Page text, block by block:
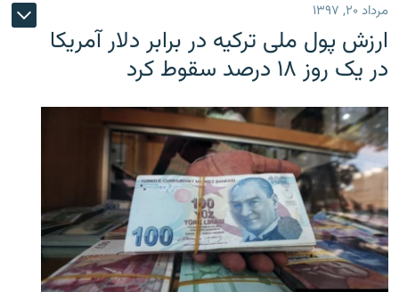
مرداد ۲۰, ۱۳۹۷
ارزش پول ملی ترکیه در برابر دلار آمریکا
در یک روز ۱۸ درصد سقوط کرد